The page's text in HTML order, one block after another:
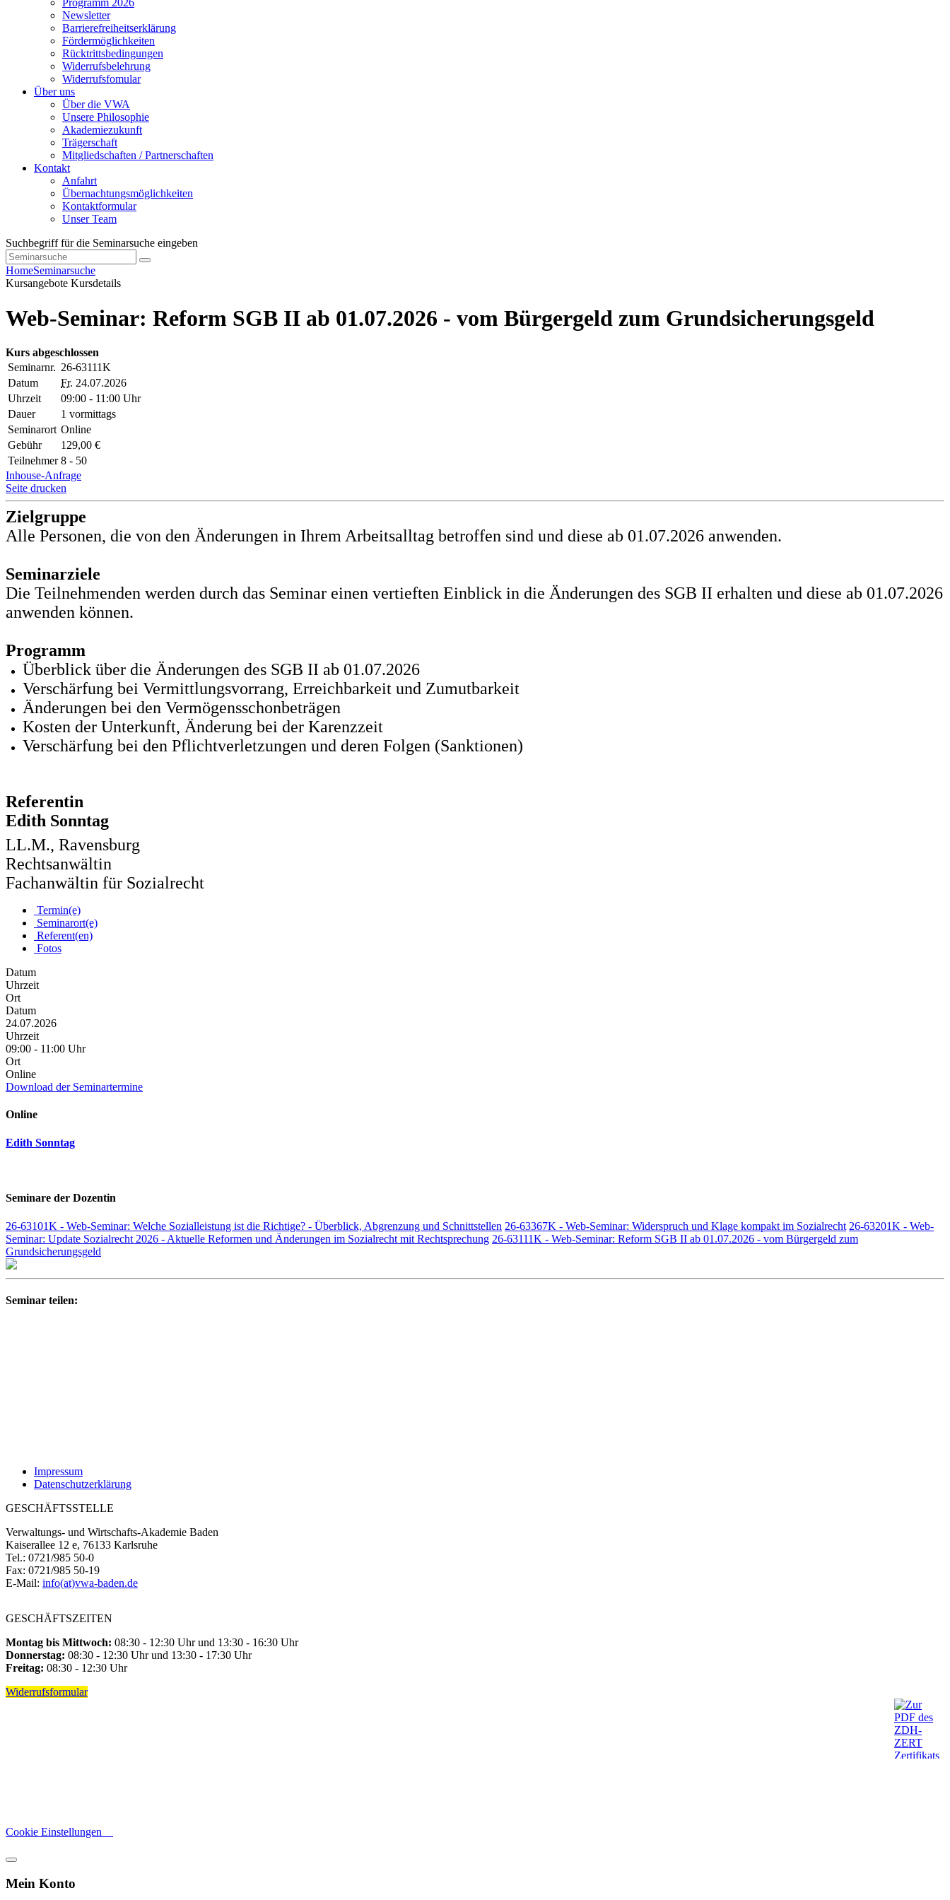
Programm 2026
Newsletter
Barrierefreiheitserklärung
Fördermöglichkeiten
Rücktrittsbedingungen
Widerrufsbelehrung
Widerrufsfomular
Über uns
Über die VWA
Unsere Philosophie
Akademiezukunft
Trägerschaft
Mitgliedschaften / Partnerschaften
Kontakt
Anfahrt
Übernachtungsmöglichkeiten
Kontaktformular
Unser Team
Suchbegriff für die Seminarsuche eingeben
HomeSeminarsuche
Kursangebote Kursdetails
Web-Seminar: Reform SGB II ab 01.07.2026 - vom Bürgergeld zum Grundsicherungsgeld
Kurs abgeschlossen
Seminarnr. 26-63111K
Datum
Fr. 24.07.2026
Uhrzeit
09:00 - 11:00 Uhr
Dauer
1 vormittags
Seminarort Online
Gebühr
129,00 €
Teilnehmer 8 - 50
Inhouse-Anfrage
Seite drucken
Zielgruppe
Alle Personen, die von den Änderungen in Ihrem Arbeitsalltag betroffen sind und diese ab 01.07.2026 anwenden.
Seminarziele
Die Teilnehmenden werden durch das Seminar einen vertieften Einblick in die Änderungen des SGB II erhalten und diese ab 01.07.2026
anwenden können.
Programm
Überblick über die Änderungen des SGB II ab 01.07.2026
Verschärfung bei Vermittlungsvorrang, Erreichbarkeit und Zumutbarkeit
Änderungen bei den Vermögensschonbeträgen
Kosten der Unterkunft, Änderung bei der Karenzzeit
Verschärfung bei den Pflichtverletzungen und deren Folgen (Sanktionen)
Referentin
Edith Sonntag
LL.M., Ravensburg
Rechtsanwältin
Fachanwältin für Sozialrecht
Termin(e)
Seminarort(e)
Referent(en)
Fotos
Datum
Uhrzeit
Ort
Datum
24.07.2026
Uhrzeit
09:00 - 11:00 Uhr
Ort
Online
Download der Seminartermine
Online
Edith Sonntag
Seminare der Dozentin
26-63101K - Web-Seminar: Welche Sozialleistung ist die Richtige? - Überblick, Abgrenzung und Schnittstellen 26-63367K - Web-Seminar: Widerspruch und Klage kompakt im Sozialrecht 26-63201K - Web-
Seminar: Update Sozialrecht 2026 - Aktuelle Reformen und Änderungen im Sozialrecht mit Rechtsprechung 26-63111K - Web-Seminar: Reform SGB II ab 01.07.2026 - vom Bürgergeld zum
Grundsicherungsgeld
Seminar teilen:
Impressum
Datenschutzerklärung
GESCHÄFTSSTELLE
Verwaltungs- und Wirtschafts-Akademie Baden
Kaiserallee 12 e, 76133 Karlsruhe
Tel.: 0721/985 50-0
Fax: 0721/985 50-19
E-Mail: info(at)vwa-baden.de
GESCHÄFTSZEITEN
Montag bis Mittwoch: 08:30 - 12:30 Uhr und 13:30 - 16:30 Uhr
Donnerstag: 08:30 - 12:30 Uhr und 13:30 - 17:30 Uhr
Freitag: 08:30 - 12:30 Uhr
Widerrufsformular
Cookie Einstellungen
Mein Konto